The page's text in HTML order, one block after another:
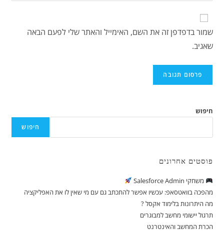
שמור בדפדפן זה את השם, האימייל והאתר שלי לפעם הבאה
שאגיב.
חיפוש
חיפוש
פוסטים אחרונים
משחקי Salesforce Admin
מהפכה בוואטסאפ: עכשיו אפשר להתכתב גם עם מי שאין לו את האפליקציה
מה היתרונות בלימוד אקסל ?
תרגול יישומי מחשב למבוגרים
הכרת המחשב והאינטרנט